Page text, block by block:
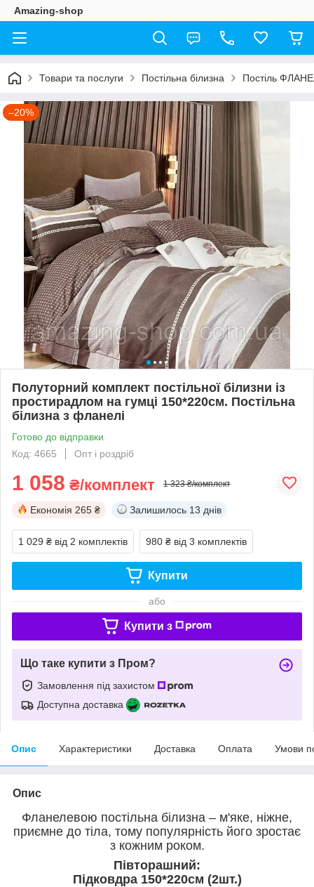
Amazing-shop
Товари та послуги Постільна білизна Постіль
–20%
Полуторний комплект постільної білизни із
простирадлом на гумці 150*220см. Постільна
білизна з фланелі
Готово до відправки
Код: 4665
Опт і роздріб
1 058 ₴/комплект 1 323 ₴/комплект
Економія 265 ₴ Залишилось 13 днів
1 029 ₴ від 2 комплектів 980 ₴ від 3 комплектів
Купити
або
Купити з
Що таке купити з Пром?
Замовлення під захистом
Доступна доставка
Опис Характеристики Доставка Оплата Умови
Опис
Фланелевою постільна білизна – м'яке, ніжне,
приємне до тіла, тому популярність його зростає
з кожним роком.
Півторашний:
Підковдра 150*220см (2шт.)